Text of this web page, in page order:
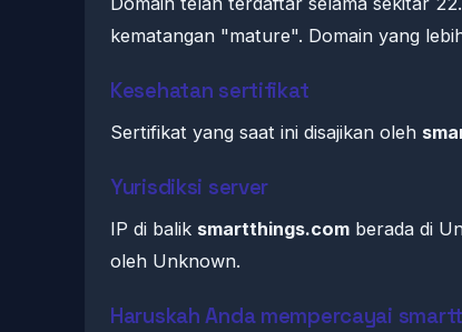
kematangan "mature". Domain yang
Kesehatan sertifikat
Sertifikat yang saat ini disajikan oleh
Yurisdiksi server
IP di balik smartthings.com berada di
oleh Unknown.
Haruskah Anda mempercayai